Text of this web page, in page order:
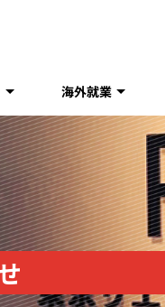
海外就業